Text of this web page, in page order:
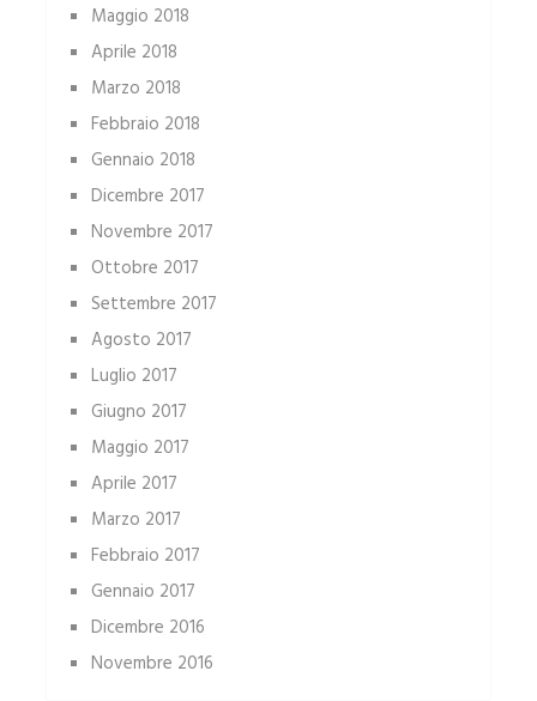
Maggio 2018
Aprile 2018
Marzo 2018
Febbraio 2018
Gennaio 2018
Dicembre 2017
Novembre 2017
Ottobre 2017
Settembre 2017
Agosto 2017
Luglio 2017
Giugno 2017
Maggio 2017
Aprile 2017
Marzo 2017
Febbraio 2017
Gennaio 2017
Dicembre 2016
Novembre 2016